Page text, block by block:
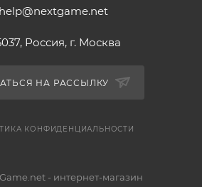
Влияет на рыбалку, ловлю
пригласить друзей для
help@nextgame.net
Россия, г. Москва
НА РАССЫЛКУ
КОНФИДЕНЦИАЛЬНОСТИ
- интернет-магазин